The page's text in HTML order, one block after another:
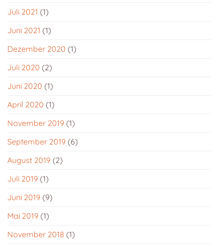
Juli 2021 (1)
Juni 2021 (1)
Dezember 2020 (1)
Juli 2020 (2)
Juni 2020 (1)
April 2020 (1)
November 2019 (1)
September 2019 (6)
August 2019 (2)
Juli 2019 (1)
Juni 2019 (9)
Mai 2019 (1)
November 2018 (1)